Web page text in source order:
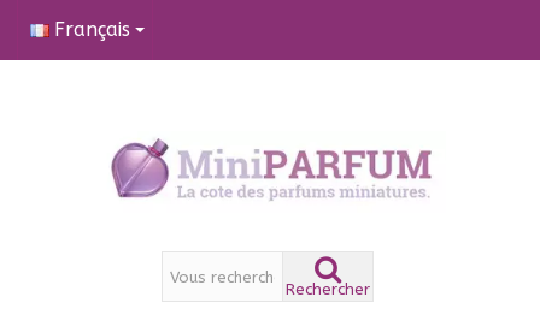
Français
Rechercher